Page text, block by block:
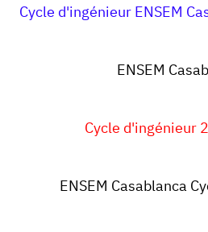
Cycle d'ingénieur ENSEM
ENSEM
Cycle d'ingénieur
ENSEM Casablanca